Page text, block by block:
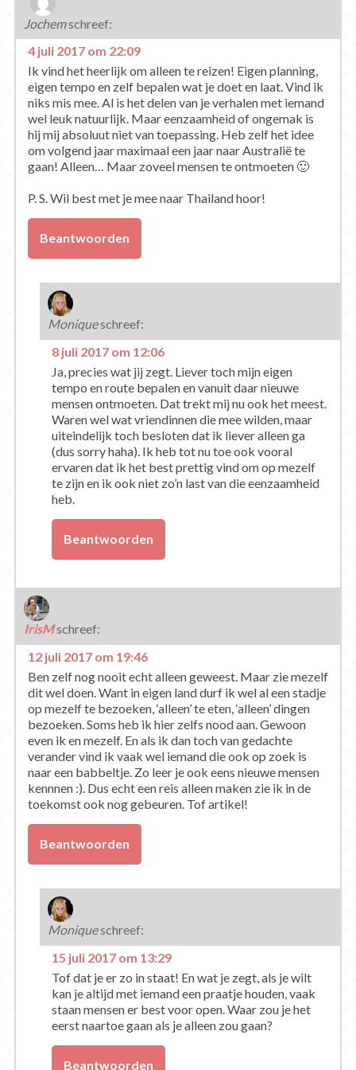
Jochemschreef:
4 juli 2017 om 22:09
Ik vind het heerlijk om alleen te reizen! Eigen planning,
eigen tempo en zelf bepalen wat je doet en laat. Vind ik
niks mis mee. Al is het delen van je verhalen met iemand
wel leuk natuurlijk. Maar eenzaamheid of ongemak is
hij mij absoluut niet van toepassing. Heb zelf het idee
om volgend jaar maximaal een jaar naar Australië te
gaan! Alleen… Maar zoveel mensen te ontmoeten 🙂
P. S. Wil best met je mee naar Thailand hoor!
Beantwoorden
Moniqueschreef:
8 juli 2017 om 12:06
Ja, precies wat jij zegt. Liever toch mijn eigen
tempo en route bepalen en vanuit daar nieuwe
mensen ontmoeten. Dat trekt mij nu ook het meest.
Waren wel wat vriendinnen die mee wilden, maar
uiteindelijk toch besloten dat ik liever alleen ga
(dus sorry haha). Ik heb tot nu toe ook vooral
ervaren dat ik het best prettig vind om op mezelf
te zijn en ik ook niet zo’n last van die eenzaamheid
heb.
Beantwoorden
IrisMschreef:
12 juli 2017 om 19:46
Ben zelf nog nooit echt alleen geweest. Maar zie mezelf
dit wel doen. Want in eigen land durf ik wel al een stadje
op mezelf te bezoeken, ‘alleen’ te eten, ‘alleen’ dingen
bezoeken. Soms heb ik hier zelfs nood aan. Gewoon
even ik en mezelf. En als ik dan toch van gedachte
verander vind ik vaak wel iemand die ook op zoek is
naar een babbeltje. Zo leer je ook eens nieuwe mensen
kennnen :). Dus echt een reis alleen maken zie ik in de
toekomst ook nog gebeuren. Tof artikel!
Beantwoorden
Moniqueschreef:
15 juli 2017 om 13:29
Tof dat je er zo in staat! En wat je zegt, als je wilt
kan je altijd met iemand een praatje houden, vaak
staan mensen er best voor open. Waar zou je het
eerst naartoe gaan als je alleen zou gaan?
Beantwoorden